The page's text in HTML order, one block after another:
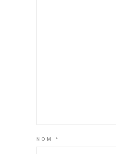
NOM*